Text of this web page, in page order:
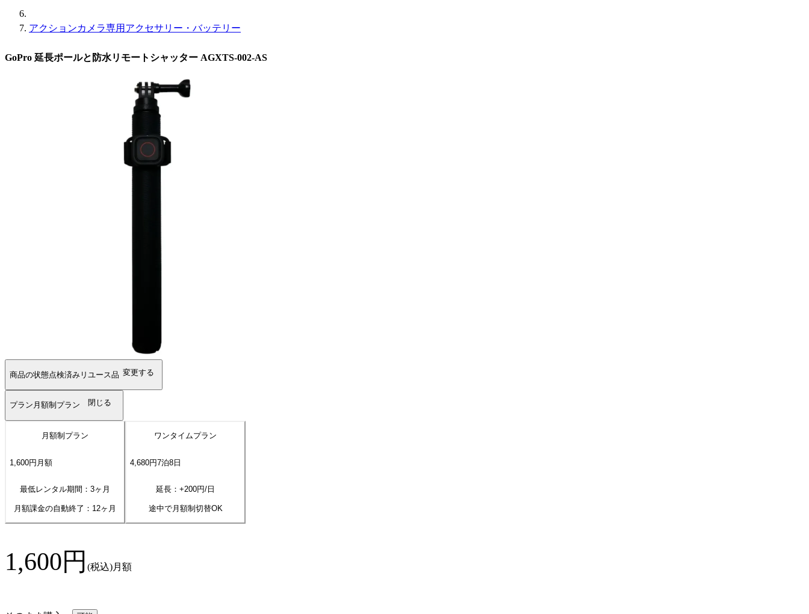
アクションカメラ専用アクセサリー・バッテリー
GoPro 延長ポールと防水リモートシャッター AGXTS-002-AS
商品の状態点検済みリユース品 変更する
プラン 月額制プラン 閉じる
月額制プラン
1,600円 月額
最低レンタル期間：3ヶ月
月額課金の自動終了： 12ヶ月
ワンタイムプラン
4,680円7泊8日
延長：+200円/日
途中で月額制切替OK
1,600円 (税込)月額